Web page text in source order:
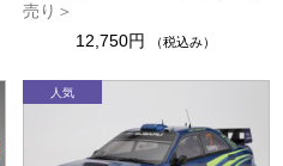
売り＞
12,750円
（税込み）